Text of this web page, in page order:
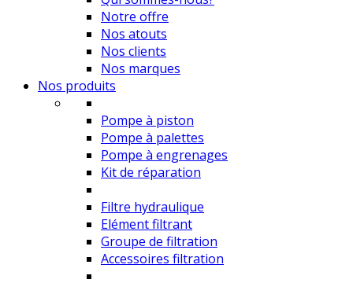
Notre offre
Nos atouts
Nos clients
Nos marques
Nos produits
Pompe à piston
Pompe à palettes
Pompe à engrenages
Kit de réparation
Filtre hydraulique
Elément filtrant
Groupe de filtration
Accessoires filtration